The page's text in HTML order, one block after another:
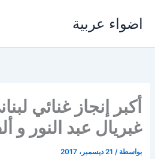
اضواء عربية
أكبر إنجاز غنائي
غبريال عبد النور و
بواسطة / 21 ديسمبر، 2017